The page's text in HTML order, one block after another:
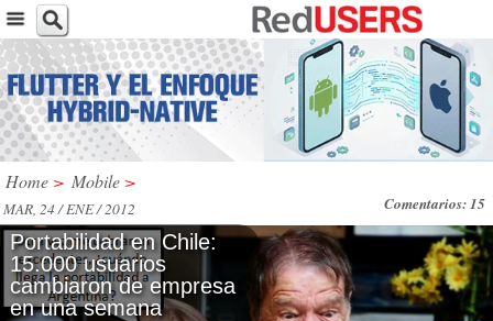
Home > Mobile >
Comentarios: 15
MAR, 24 / ENE / 2012
Portabilidad en Chile:
15.000 usuarios
cambiaron de empresa
en una semana